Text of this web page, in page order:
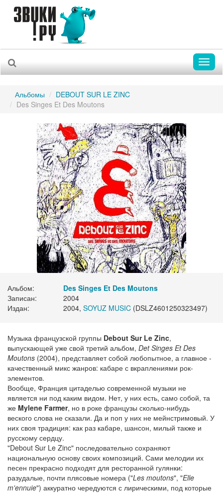
Альбомы
DEBOUT SUR LE ZINC
Des Singes Et Des Moutons
Альбом:
Des Singes Et Des Moutons
Записан:
2004
Издан:
2004, SOYUZ MUSIC (DSLZ4601250323497)
Музыка французской группы Debout Sur Le Zinc,
выпускающей уже свой третий альбом, Det Singes Et Des
Moutons (2004), представляет собой любопытное, а главное -
качественный микс жанров: кабаре с вкраплениями рок-
элементов.
Вообще, Франция цитаделью современной музыки не
является ни под каким видом. Нет, у них есть, само собой, та
же Mylene Farmer, но в роке французы сколько-нибудь
веского слова не сказали. Да и поп у них не мейнстримовый. У
них своя традиция: как раз кабаре, шансон, милый также и
русскому сердцу.
"Debout Sur Le Zinc" последовательно сохраняют
национальную основу своих композиций. Сами мелодии их
песен прекрасно подходят для ресторанной гулянки:
разудалые, почти плясовые номера ("Les moutons", "Elle
m'ennuie") аккуратно чередуются с лирическими, под которые